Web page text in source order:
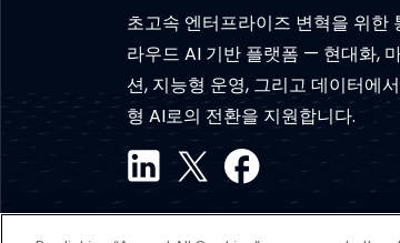
초고속 엔터프라이즈 변혁을 위한
라우드 AI 기반 플랫폼 — 현대화,
션, 지능형 운영, 그리고 데이터에
형 AI로의 전환을 지원합니다.